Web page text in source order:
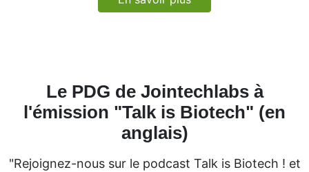
Le PDG de Jointechlabs à
l'émission "Talk is Biotech" (en
anglais)
"Rejoignez-nous sur le podcast Talk is Biotech ! et